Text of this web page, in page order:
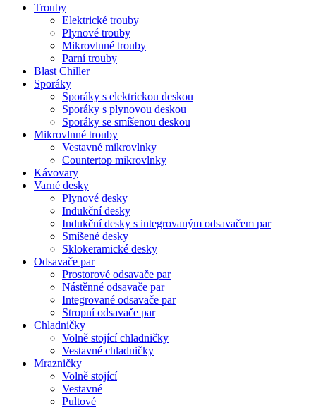
Trouby
Elektrické trouby
Plynové trouby
Mikrovlnné trouby
Parní trouby
Blast Chiller
Sporáky
Sporáky s elektrickou deskou
Sporáky s plynovou deskou
Sporáky se smíšenou deskou
Mikrovlnné trouby
Vestavné mikrovlnky
Countertop mikrovlnky
Kávovary
Varné desky
Plynové desky
Indukční desky
Indukční desky s integrovaným odsavačem par
Smíšené desky
Sklokeramické desky
Odsavače par
Prostorové odsavače par
Nástěnné odsavače par
Integrované odsavače par
Stropní odsavače par
Chladničky
Volně stojící chladničky
Vestavné chladničky
Mrazničky
Volně stojící
Vestavné
Pultové